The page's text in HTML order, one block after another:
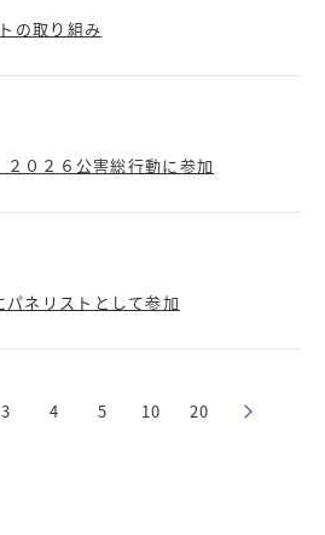
の取り組み
０２６公害総行動に参加
ネリストとして参加
3 4 5 10 20